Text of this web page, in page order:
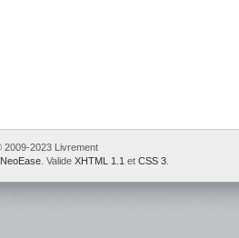
2009-2023 Livrement
NeoEase . Valide XHTML 1.1 et CSS 3